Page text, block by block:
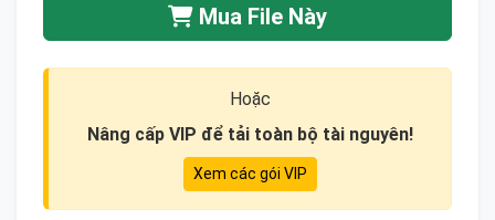
Mua File Này
Hoặc
Nâng cấp VIP để tải toàn bộ tài nguyên!
Xem các gói VIP